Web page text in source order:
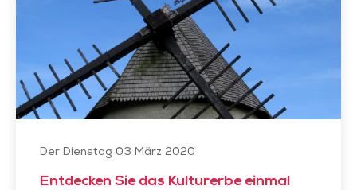
Der Dienstag 03 März 2020
Entdecken Sie das Kulturerbe einmal